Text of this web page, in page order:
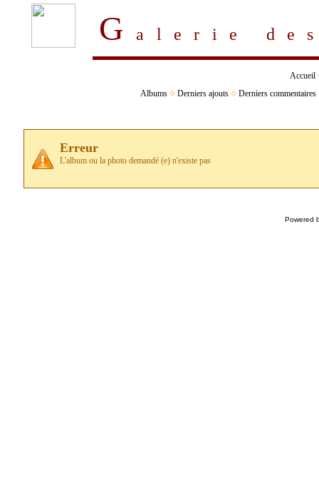
Galerie
Accueil
Albums
Derniers ajouts Derniers commentaires
Erreur
L'album ou la photo demandé (e) n'existe pas
Powered